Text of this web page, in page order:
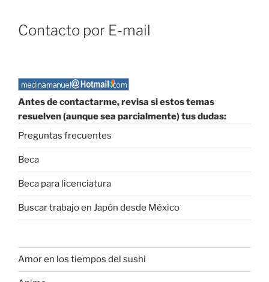
Contacto por E-mail
Antes de contactarme, revisa si estos temas
resuelven (aunque sea parcialmente) tus dudas:
Preguntas frecuentes
Beca
Beca para licenciatura
Buscar trabajo en Japón desde México
Amor en los tiempos del sushi